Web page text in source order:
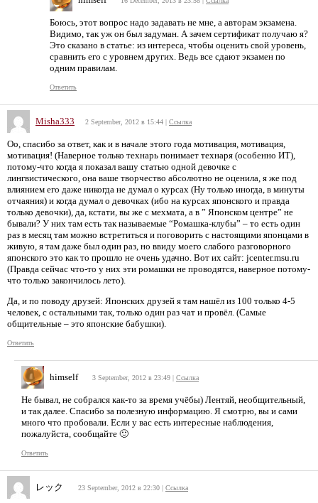
Боюсь, этот вопрос надо задавать не мне, а авторам экзамена.
Видимо, так уж он был задуман. А зачем сертификат получаю я?
Это сказано в статье: из интереса, чтобы оценить свой уровень,
сравнить его с уровнем других. Ведь все сдают экзамен по
одним правилам.
Ответить
Misha333 2 September, 2012 в 15:44 | Ссылка
Оо, спасибо за ответ, как и в начале этого года мотивация, мотивация,
мотивация! (Наверное только технарь понимает технаря (особенно ИТ),
потому-что когда я показал вашу статью одной девочке с
лингвистического, она ваше творчество абсолютно не оценила, я же под
влиянием его даже никогда не думал о курсах (Ну только иногда, в минуты
отчаяния) и когда думал о девочках (ибо на курсах японского и правда
только девочки), да, кстати, вы же с мехмата, а в ” Японском центре” не
бывали? У них там есть так называемые “Ромашка-клубы” – то есть один
раз в месяц там можно встретиться и поговорить с настоящими японцами в
живую, я там даже был один раз, но ввиду моего слабого разговорного
японского это как то прошло не очень удачно. Вот их сайт: jcenter.msu.ru
(Правда сейчас что-то у них эти ромашки не проводятся, наверное потому-
что только закончилось лето).
Да, и по поводу друзей: Японских друзей я там нашёл из 100 только 4-5
человек, с остальными так, только один раз чат и провёл. (Самые
общительные – это японские бабушки).
Ответить
himself 3 September, 2012 в 23:49 | Ссылка
Не бывал, не собрался как-то за время учёбы) Лентяй, необщительный,
и так далее. Спасибо за полезную информацию. Я смотрю, вы и сами
много что пробовали. Если у вас есть интересные наблюдения,
пожалуйста, сообщайте 🙂
Ответить
レック 23 September, 2012 в 22:30 | Ссылка